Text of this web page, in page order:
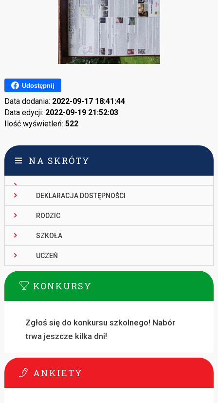
Udostępnij
Data dodania: 2022-09-17 18:41:44
Data edycji: 2022-09-19 21:52:03
Ilość wyświetleń: 522
NA SKRÓTY
DEKLARACJA DOSTĘPNOŚCI
RODZIC
SZKOŁA
UCZEŃ
KONKURSY
Zgłoś się do konkursu szkolnego! Nabór
trwa jeszcze kilka dni!
ANKIETY